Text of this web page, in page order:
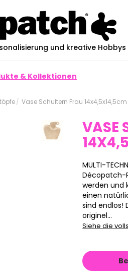
und kreative Hobbys
& Kollektionen
Vase Schultern Frau
VASE
MULTI-
Décopatch-
werden und
einen
sind endlos!
originel...
Siehe die